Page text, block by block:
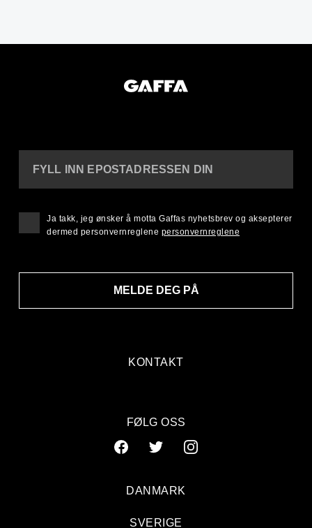
KONTAKT
FYLL INN EPOSTADRESSEN DIN
MELDE DEG PÅ
Ja takk, jeg ønsker å motta Gaffas nyhetsbrev og aksepterer
dermed personvernreglene personvernreglene
FØLG OSS
DANMARK
SVERIGE